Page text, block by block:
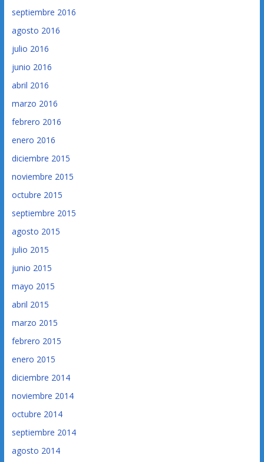
septiembre 2016
agosto 2016
julio 2016
junio 2016
abril 2016
marzo 2016
febrero 2016
enero 2016
diciembre 2015
noviembre 2015
octubre 2015
septiembre 2015
agosto 2015
julio 2015
junio 2015
mayo 2015
abril 2015
marzo 2015
febrero 2015
enero 2015
diciembre 2014
noviembre 2014
octubre 2014
septiembre 2014
agosto 2014